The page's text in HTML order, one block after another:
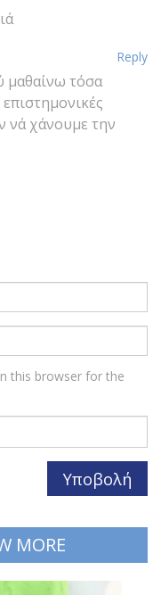
Reply
μαθαίνω τόσα
νά χάνουμε την
this browser for the
MORE